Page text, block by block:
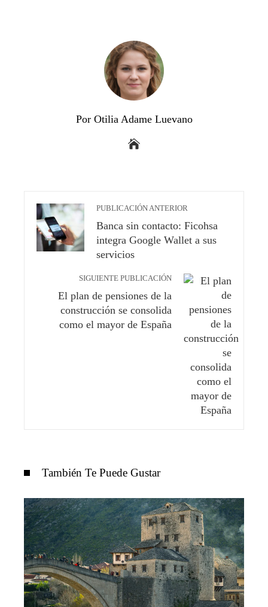
Por Otilia Adame Luevano
PUBLICACIÓN ANTERIOR
Banca sin contacto: Ficohsa
integra Google Wallet a sus
servicios
SIGUIENTE PUBLICACIÓN
El plan de pensiones de la
construcción se consolida
como el mayor de España
También Te Puede Gustar